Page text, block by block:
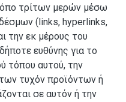
τρίτων μερών μέσω
(links, hyperlinks,
την εκ μέρους του
ευθύνης για το
τόπου αυτού, την
τυχόν προϊόντων ή
σε αυτόν ή την